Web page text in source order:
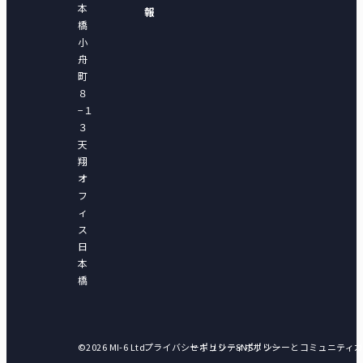
本
橋
小
舟
町
８
−１
３
天
翔
オ
フ
ィ
ス
日
本
橋
報
プライバシーポリシーセキュリティポリシーSNSポリシーとコミュニティ
©2026 MI-6 Ltd.